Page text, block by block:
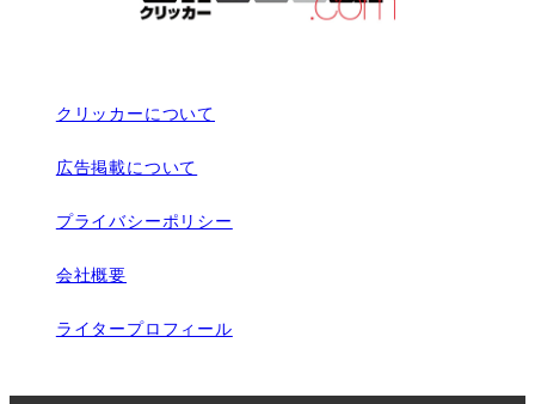
クリッカーについて
広告掲載について
プライバシーポリシー
会社概要
ライタープロフィール